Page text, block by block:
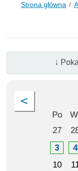
Strona główna
↓
Po
27
3
4
10